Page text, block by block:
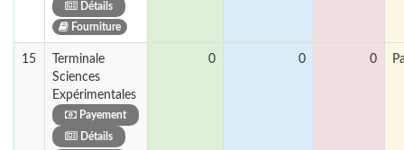
Détails
Fourniture
15
Terminale
Sciences
Expérimentales
Payement
Détails
0 0 0